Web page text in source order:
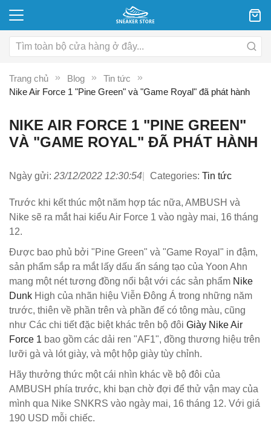
Trang chủ Blog
Tin tức
Nike Air Force 1 "Pine Green" và "Game Royal" đã phát hành
NIKE AIR FORCE 1 "PINE GREEN"
VÀ "GAME ROYAL" ĐÃ PHÁT HÀNH
Ngày gửi: 23/12/2022 12:30:54 Categories: Tin tức
Trước khi kết thúc một năm hợp tác nữa, AMBUSH và
Nike sẽ ra mắt hai kiểu Air Force 1 vào ngày mai, 16 tháng
12.
Được bao phủ bởi "Pine Green" và "Game Royal" in đậm,
sản phẩm sắp ra mắt lấy dấu ấn sáng tạo của Yoon Ahn
mang một nét tương đồng nổi bật với các sản phẩm Nike
Dunk High của nhãn hiệu Viễn Đông Á trong những năm
trước, thiên về phần trên và phần đế có tông màu, cũng
như Các chi tiết đặc biệt khác trên bộ đôi Giày Nike Air
Force 1 bao gồm các dải ren "AF1", đồng thương hiệu trên
lưỡi gà và lót giày, và một hộp giày tùy chỉnh.
Hãy thưởng thức một cái nhìn khác về bộ đôi của
AMBUSH phía trước, khi bạn chờ đợi để thử vận ​​may của
mình qua Nike SNKRS vào ngày mai, 16 tháng 12. Với giá
190 USD mỗi chiếc.